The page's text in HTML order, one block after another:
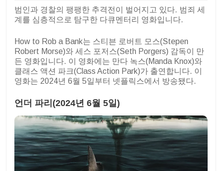
범인과 경찰의 팽팽한 추격전이 벌어지고 있다. 범죄 세
계를 심층적으로 탐구한 다큐멘터리 영화입니다.
How to Rob a Bank는 스티븐 로버트 모스(Stepen
Robert Morse)와 세스 포저스(Seth Porgers) 감독이 만
든 영화입니다. 이 영화에는 만다 녹스(Manda Knox)와
클래스 액션 파크(Class Action Park)가 출연합니다. 이
영화는 2024년 6월 5일부터 넷플릭스에서 방송됐다.
언더 파리(2024년 6월 5일)